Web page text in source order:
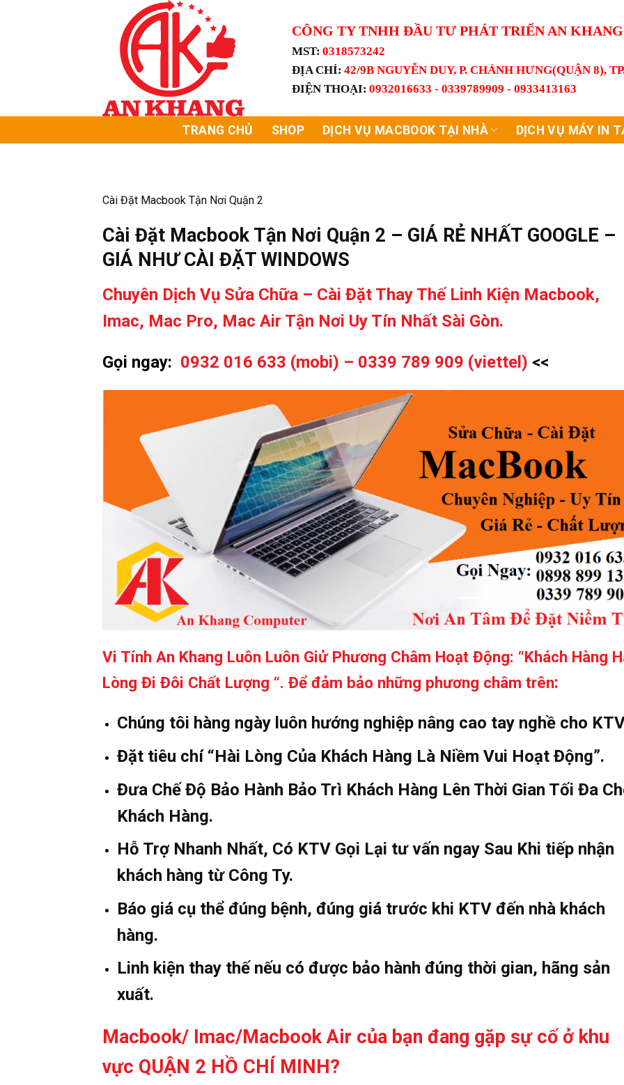
CÔNG TY TNHH ĐẦU TƯ PHÁT TRIỂN AN
MST: 0318573242
ĐỊA CHỈ: 42/9B NGUYỄN DUY, P. CHÁNH HƯNG(QUẬN 8),
ĐIỆN THOẠI: 0932016633 - 0339789909 - 0933413163
TRANG CHỦ SHOP DỊCH VỤ MACBOOK TẠI NHÀ DỊCH VỤ MÁY IN
Cài Đặt Macbook Tận Nơi Quận 2
Cài Đặt Macbook Tận Nơi Quận 2 – GIÁ RẺ NHẤT GOOGLE –
GIÁ NHƯ CÀI ĐẶT WINDOWS
Chuyên Dịch Vụ Sửa Chữa – Cài Đặt Thay Thế Linh Kiện Macbook,
Imac, Mac Pro, Mac Air Tận Nơi Uy Tín Nhất Sài Gòn.
Gọi ngay: 0932 016 633 (mobi) – 0339 789 909 (viettel) <<
Vi Tính An Khang Luôn Luôn Giử Phương Châm Hoạt Động: “Khách Hàng
Lòng Đi Đôi Chất Lượng “. Để đảm bảo những phương châm trên:
Chúng tôi hàng ngày luôn hướng nghiệp nâng cao tay nghề cho
Đặt tiêu chí “Hài Lòng Của Khách Hàng Là Niềm Vui Hoạt Động”.
Đưa Chế Độ Bảo Hành Bảo Trì Khách Hàng Lên Thời Gian Tối Đa
Khách Hàng.
Hỗ Trợ Nhanh Nhất, Có KTV Gọi Lại tư vấn ngay Sau Khi tiếp nhận
khách hàng từ Công Ty.
Báo giá cụ thể đúng bệnh, đúng giá trước khi KTV đến nhà khách
hàng.
Linh kiện thay thế nếu có được bảo hành đúng thời gian, hãng sản
xuất.
Macbook/ Imac/Macbook Air của bạn đang gặp sự cố ở khu
vực QUẬN 2 HỒ CHÍ MINH?